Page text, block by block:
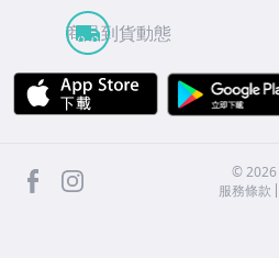
商品到貨動態
APP Store
facebook ©2026
服務條款